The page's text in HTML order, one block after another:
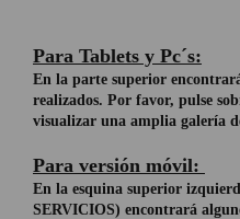
Para Tablets y Pc´s:
En la parte superior
realizados. Por favor, pulse
visualizar una amplia galería
Para versión móvil:
En la esquina superior
SERVICIOS) encontrará